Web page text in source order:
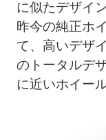
に似たデザイ
昨今の純正ホ
て、高いデザ
のトータルデ
に近いホイー